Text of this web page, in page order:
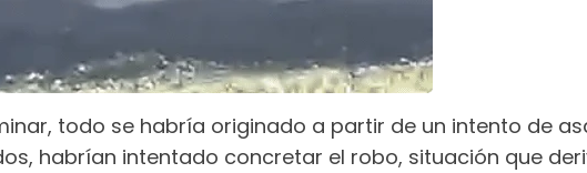
todo se habría originado a partir de un intento de
habrían intentado concretar el robo, situación que